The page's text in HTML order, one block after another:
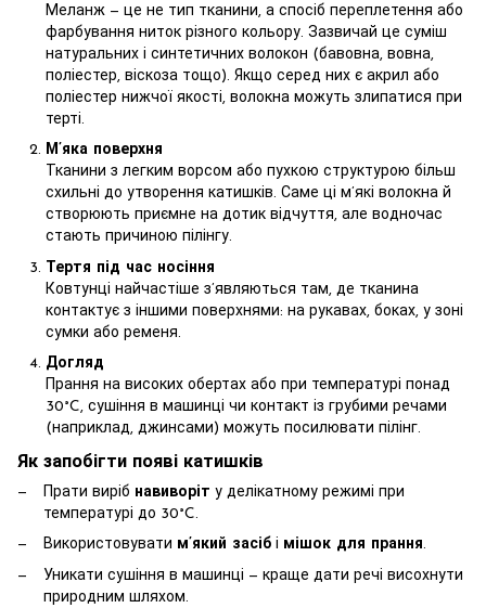
Меланж — це не тип тканини, а спосіб переплетення або
фарбування ниток різного кольору. Зазвичай це суміш
натуральних і синтетичних волокон (бавовна, вовна,
поліестер, віскоза тощо). Якщо серед них є акрил або
поліестер нижчої якості, волокна можуть злипатися при
терті.
М’яка поверхня
Тканини з легким ворсом або пухкою структурою більш
схильні до утворення катишків. Саме ці м’які волокна й
створюють приємне на дотик відчуття, але водночас
стають причиною пілінгу.
Тертя під час носіння
Ковтунці найчастіше з’являються там, де тканина
контактує з іншими поверхнями: на рукавах, боках, у зоні
сумки або ременя.
Догляд
Прання на високих обертах або при температурі понад
30°C, сушіння в машинці чи контакт із грубими речами
(наприклад, джинсами) можуть посилювати пілінг.
Як запобігти появі катишків
Прати виріб навиворіт у делікатному режимі при
температурі до 30°C.
Використовувати м’який засіб і мішок для прання.
Уникати сушіння в машинці — краще дати речі висохнути
природним шляхом.